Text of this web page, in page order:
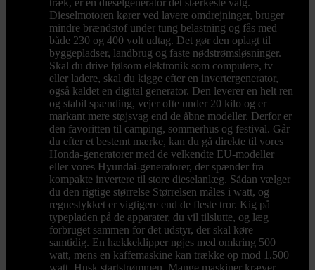
træk, er en dieselgenerator det stærkeste valg.
Dieselmotoren kører ved lavere omdrejninger, bruger
mindre brændstof under tung belastning og fås med
både 230 og 400 volt udtag. Det gør den oplagt til
byggepladser, landbrug og faste nødstrømsløsninger.
Skal du drive følsom elektronik som computere, tv
eller ladere, skal du kigge efter en invertergenerator,
også kaldet en digital generator. Den leverer en helt ren
og stabil spænding, vejer ofte under 20 kilo og er
markant mere støjsvag end de åbne modeller. Derfor er
den favoritten til camping, sommerhus og festival. Går
du efter et bestemt mærke, kan du gå direkte til vores
Honda-generatorer med de velkendte EU-modeller
eller vores Hyundai-generatorer, der spænder fra
kompakte invertere til store dieselanlæg. Sådan vælger
du den rigtige størrelse Størrelsen måles i watt, og
regnestykket er vigtigere end de fleste tror. Kig på
typepladen på de apparater, du vil tilslutte, og læg
forbruget sammen for det udstyr, der skal køre
samtidig. En hækkeklipper nøjes med omkring 500
watt, mens en kaffemaskine kan trække op mod 1.500